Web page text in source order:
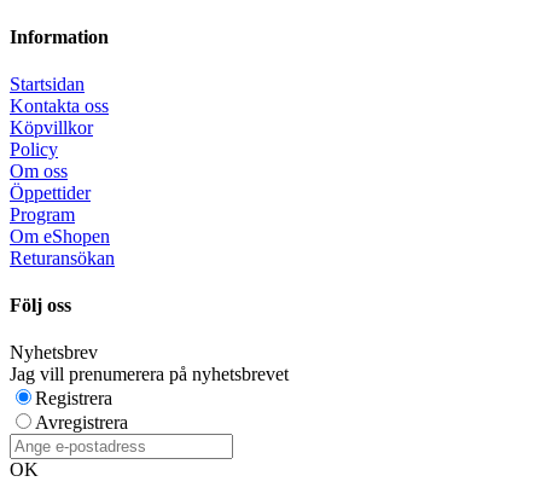
Information
Startsidan
Kontakta oss
Köpvillkor
Policy
Om oss
Öppettider
Program
Om eShopen
Returansökan
Följ oss
Nyhetsbrev
Jag vill prenumerera på nyhetsbrevet
Registrera
Avregistrera
OK